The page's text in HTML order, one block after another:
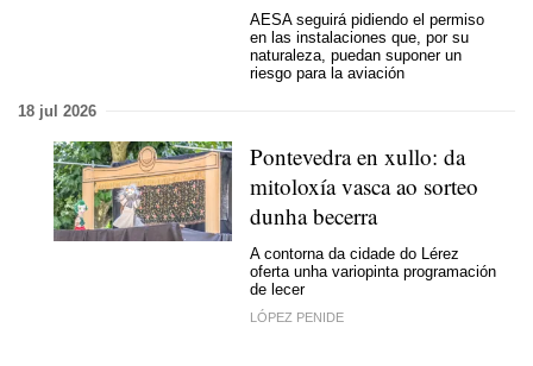
AESA seguirá pidiendo el permiso
en las instalaciones que, por su
naturaleza, puedan suponer un
riesgo para la aviación
18 jul 2026
Pontevedra en xullo: da
mitoloxía vasca ao sorteo
dunha becerra
A contorna da cidade do Lérez
oferta unha variopinta programación
de lecer
LÓPEZ PENIDE